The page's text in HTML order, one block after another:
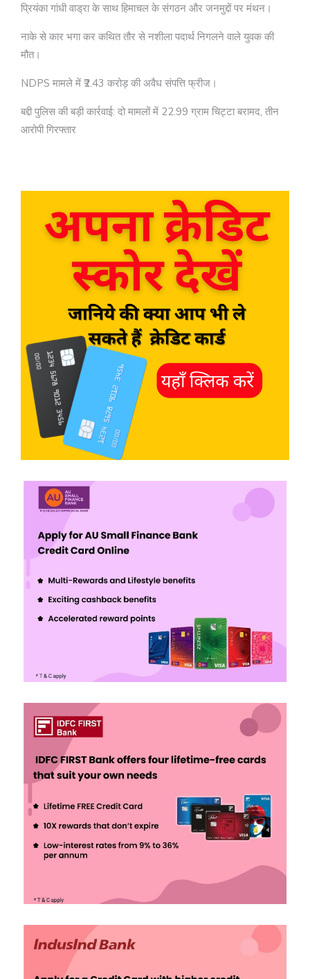
प्रियंका गांधी वाड्रा के साथ हिमाचल के संगठन और जनमुद्दों पर मंथन।
नाके से कार भगा कर कथित तौर से नशीला पदार्थ निगलने वाले युवक की
मौत।
NDPS मामले में ₹2.43 करोड़ की अवैध संपत्ति फ्रीज।
बद्दी पुलिस की बड़ी कार्रवाई: दो मामलों में 22.99 ग्राम चिट्टा बरामद, तीन
आरोपी गिरफ्तार